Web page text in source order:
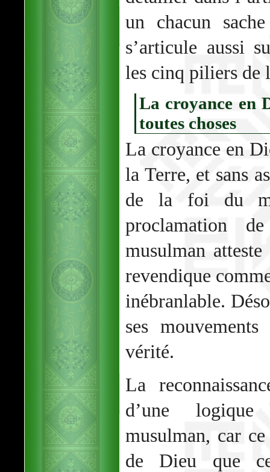
un chacun
s’articule aussi
les cinq piliers de
La croyance en
toutes choses
La croyance en
la Terre, et sans
de la foi du
proclamation
musulman
revendique
inébranlable.
ses
vérité.
La
d’une
musulman, car
de Dieu que